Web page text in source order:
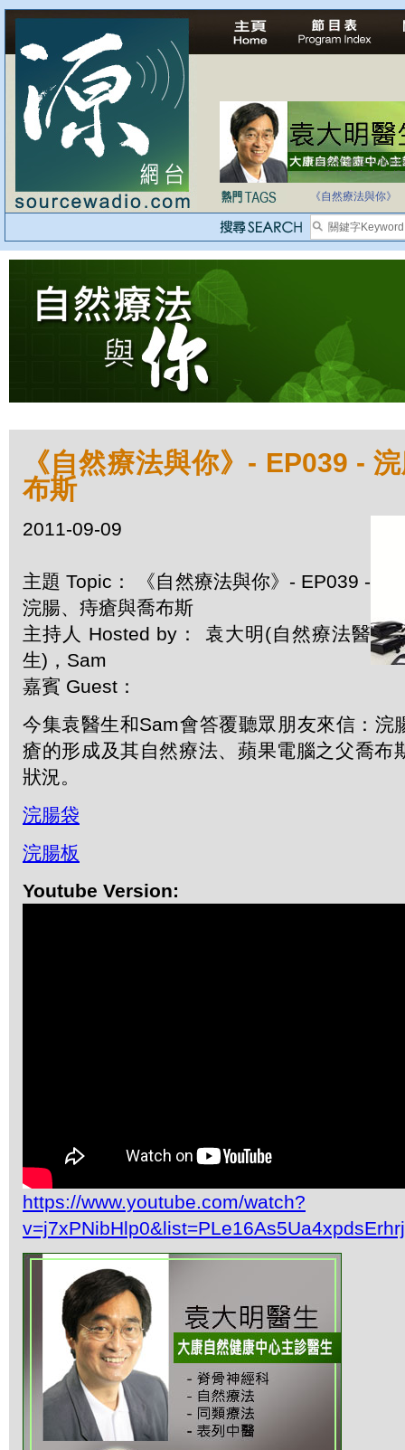
法治社會並不等同
自家教育合法化-
《自然療法與你》
《自然療法與你》- EP039 -
布斯
2011-09-09
主題 Topic： 《自然療法與你》- EP039 -
浣腸、痔瘡與喬布斯
主持人 Hosted by： 袁大明(自然療法醫
生)，Sam
嘉賓 Guest：
今集袁醫生和Sam會答覆聽眾朋友來信：浣
瘡的形成及其自然療法、蘋果電腦之父喬布
狀況。
浣腸袋
浣腸板
Youtube Version:
https://www.youtube.com/watch?